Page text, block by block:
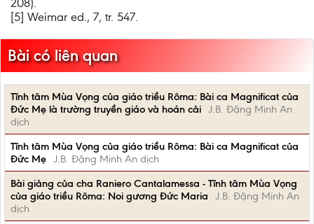
208).
[5] Weimar ed., 7, tr. 547.
Bài có liên quan
Tĩnh tâm Mùa Vọng của giáo triều Rôma: Bài ca Magnificat của
Đức Mẹ là trường truyền giáo và hoán cải J.B. Đặng Minh An
dịch
Tĩnh tâm Mùa Vọng của giáo triều Rôma: Bài ca Magnificat của
Đức Mẹ J.B. Đặng Minh An dịch
Bài giảng của cha Raniero Cantalamessa - Tĩnh tâm Mùa Vọng
của giáo triều Rôma: Noi gương Đức Maria
J.B. Đặng Minh An
dịch